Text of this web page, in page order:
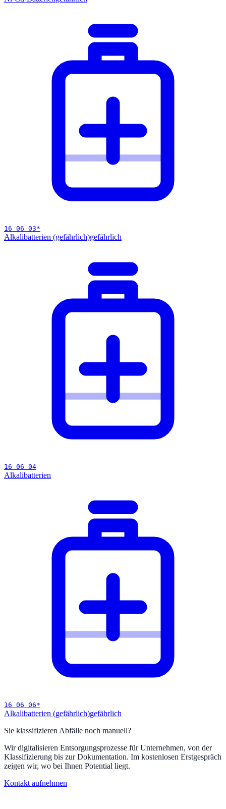
16 06 03*
Alkalibatterien (gefährlich)gefährlich
16 06 04
Alkalibatterien
16 06 06*
Alkalibatterien (gefährlich)gefährlich
Sie klassifizieren Abfälle noch manuell?
Wir digitalisieren Entsorgungsprozesse für Unternehmen, von der
Klassifizierung bis zur Dokumentation. Im kostenlosen Erstgespräch
zeigen wir, wo bei Ihnen Potential liegt.
Kontakt aufnehmen